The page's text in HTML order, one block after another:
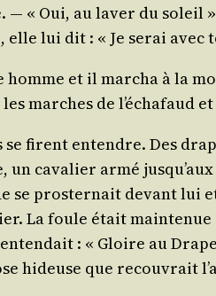
« Oui, au laver du soleil
lui dit : « Je serai avec
et il mar­cha à la
marches de l’é­cha­faud
se firent entendre. Des
un cava­lier armé
pros­ter­nait devant lui
La foule était
: « Gloire au
hideuse que recou­vrait